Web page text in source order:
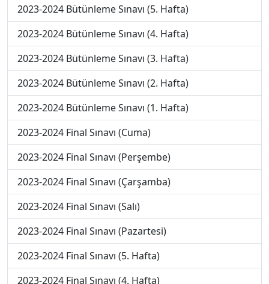
2023-2024 Bütünleme Sınavı (5. Hafta)
2023-2024 Bütünleme Sınavı (4. Hafta)
2023-2024 Bütünleme Sınavı (3. Hafta)
2023-2024 Bütünleme Sınavı (2. Hafta)
2023-2024 Bütünleme Sınavı (1. Hafta)
2023-2024 Final Sınavı (Cuma)
2023-2024 Final Sınavı (Perşembe)
2023-2024 Final Sınavı (Çarşamba)
2023-2024 Final Sınavı (Salı)
2023-2024 Final Sınavı (Pazartesi)
2023-2024 Final Sınavı (5. Hafta)
2023-2024 Final Sınavı (4. Hafta)